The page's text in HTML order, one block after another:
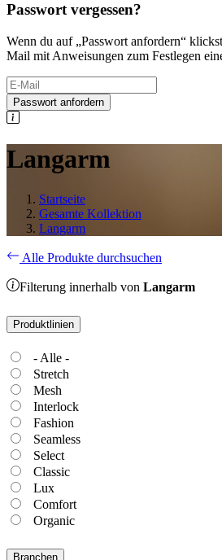
Passwort vergessen?
Wenn du auf „Passwort anfordern“
Mail mit Anweisungen zum Festlegen
Passwort anfordern
Langarm
Startseite
Gesamte Kollektion
Langarm
Alle Produkte durchsuchen
Filterung innerhalb von Langarm
Produktlinien
- Alle -
Stretch
Mesh
Interlock
Fashion
Seamless
Select
Classic
Lux
Comfort
Organic
Branchen